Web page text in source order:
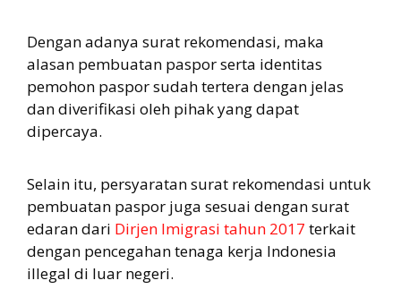
Dengan adanya surat rekomendasi, maka
alasan pembuatan paspor serta identitas
pemohon paspor sudah tertera dengan jelas
dan diverifikasi oleh pihak yang dapat
dipercaya.
Selain itu, persyaratan surat rekomendasi untuk
pembuatan paspor juga sesuai dengan surat
edaran dari Dirjen Imigrasi tahun 2017 terkait
dengan pencegahan tenaga kerja Indonesia
illegal di luar negeri.